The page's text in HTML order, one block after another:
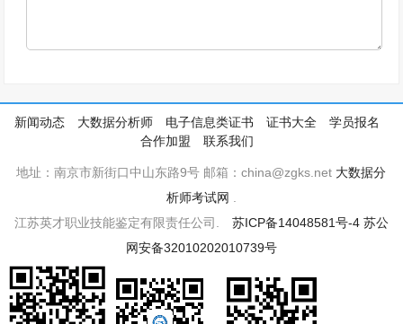
新闻动态 大数据分析师 电子信息类证书 证书大全
学员报名
合作加盟
联系我们
地址：南京市新街口中山东路9号 邮箱：china@zgks.net 大数据分
析师考试网
江苏英才职业技能鉴定有限责任公司. 苏ICP备14048581号-4 苏公
网安备32010202010739号